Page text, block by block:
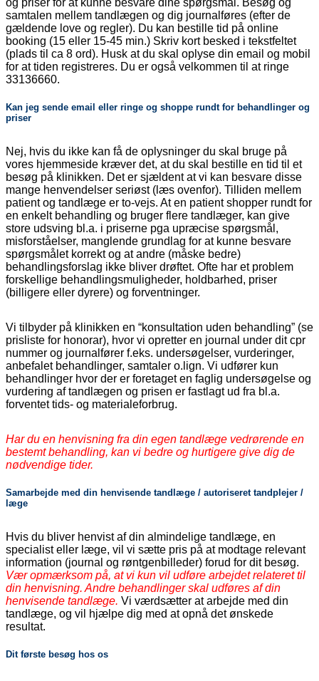
samtalen mellem tandlægen og dig journalføres (efter de
gældende love og regler). Du kan bestille tid på online
booking (15 eller 15-45 min.) Skriv kort besked i tekstfeltet
(plads til ca 8 ord). Husk at du skal oplyse din email og mobil
for at tiden registreres. Du er også velkommen til at ringe
33136660.
Kan jeg sende email eller ringe og shoppe rundt for behandlinger og
priser
Nej, hvis du ikke kan få de oplysninger du skal bruge på
vores hjemmeside kræver det, at du skal bestille en tid til et
besøg på klinikken. Det er sjældent at vi kan besvare disse
mange henvendelser seriøst (læs ovenfor). Tilliden mellem
patient og tandlæge er to-vejs. At en patient shopper rundt for
en enkelt behandling og bruger flere tandlæger, kan give
store udsving bl.a. i priserne pga upræcise spørgsmål,
misforståelser, manglende grundlag for at kunne besvare
spørgsmålet korrekt og at andre (måske bedre)
behandlingsforslag ikke bliver drøftet. Ofte har et problem
forskellige behandlingsmuligheder, holdbarhed, priser
(billigere eller dyrere) og forventninger.
Vi tilbyder på klinikken en “konsultation uden behandling” (se
prisliste for honorar), hvor vi opretter en journal under dit cpr
nummer og journalfører f.eks. undersøgelser, vurderinger,
anbefalet behandlinger, samtaler o.lign. Vi udfører kun
behandlinger hvor der er foretaget en faglig undersøgelse og
vurdering af tandlægen og prisen er fastlagt ud fra bl.a.
forventet tids- og materialeforbrug.
Har du en henvisning fra din egen tandlæge vedrørende en
bestemt behandling, kan vi bedre og hurtigere give dig de
nødvendige tider.
Samarbejde med din henvisende tandlæge / autoriseret tandplejer /
læge
Hvis du bliver henvist af din almindelige tandlæge, en
specialist eller læge, vil vi sætte pris på at modtage relevant
information (journal og røntgenbilleder) forud for dit besøg.
Vær opmærksom på, at vi kun vil udføre arbejdet relateret til
din henvisning. Andre behandlinger skal udføres af din
henvisende tandlæge. Vi værdsætter at arbejde med din
tandlæge, og vil hjælpe dig med at opnå det ønskede
resultat.
Dit første besøg hos os